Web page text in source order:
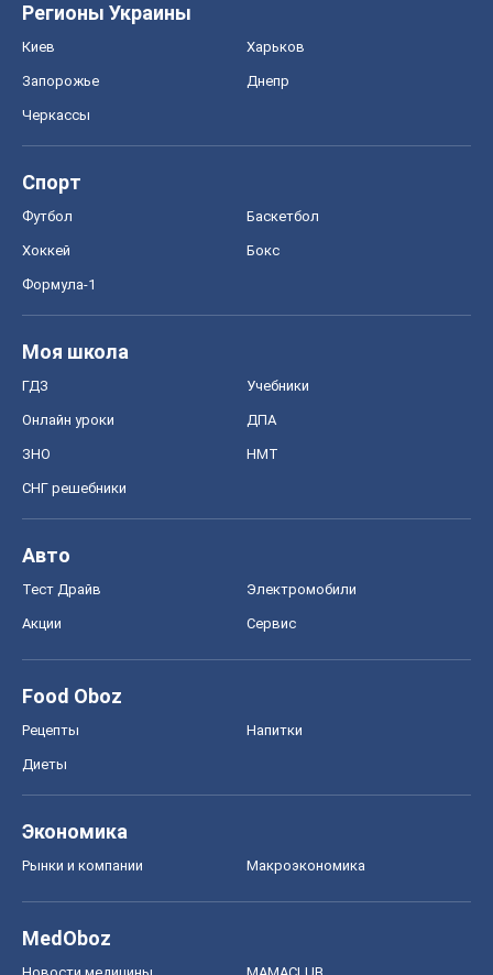
Регионы Украины
Киев Харьков
Запорожье Днепр
Черкассы
Спорт
Футбол Баскетбол
Хоккей Бокс
Формула-1
Моя школа
ГДЗ Учебники
Онлайн уроки ДПА
ЗНО НМТ
СНГ решебники
Авто
Тест Драйв Электромобили
Акции Сервис
Food Oboz
Рецепты Напитки
Диеты
Экономика
Рынки и компании Mакроэкономика
MedOboz